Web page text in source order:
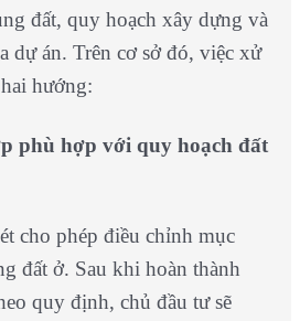
đất, quy hoạch xây dựng và
dự án. Trên cơ sở đó, việc xử
hướng:
phù hợp với quy hoạch đất
cho phép điều chỉnh mục
đất ở. Sau khi hoàn thành
quy định, chủ đầu tư sẽ